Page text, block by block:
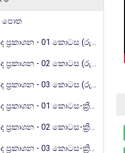
පොත
- 01 කොටස (රුහුණු ගුරුගෙදර රේඩියෝ පාඩම් මාලාව)
- 02 කොටස (රුහුණු ගුරුගෙදර රේඩියෝ පාඩම් මාලාව)
- 03 කොටස (රුහුණු ගුරුගෙදර රේඩියෝ පාඩම් මාලාව)
- 01 කොටස-ක්‍රියාකාරකම (රුහුණු ගුරුගෙදර රේඩියෝ පාඩම් මාලාව)
- 02 කොටස-ක්‍රියාකාරකම (රුහුණු ගුරුගෙදර රේඩියෝ පාඩම් මාලාව)
- 03 කොටස-ක්‍රියාකාරකම (රුහුණු ගුරුගෙදර රේඩියෝ පාඩම් මාලාව)